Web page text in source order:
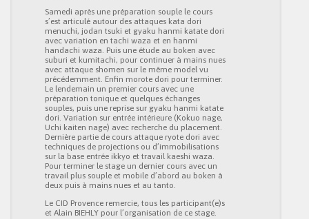
Samedi après une préparation souple le cours
s’est articulé autour des attaques kata dori
menuchi, jodan tsuki et gyaku hanmi katate dori
avec variation en tachi waza et en hanmi
handachi waza. Puis une étude au boken avec
suburi et kumitachi, pour continuer à mains nues
avec attaque shomen sur le même model vu
précédemment. Enfin morote dori pour terminer.
Le lendemain un premier cours avec une
préparation tonique et quelques échanges
souples, puis une reprise sur gyaku hanmi katate
dori. Variation sur entrée intérieure (Kokuo nage,
Uchi kaiten nage) avec recherche du placement.
Dernière partie de cours attaque ryote dori avec
techniques de projections ou d’immobilisations
sur la base entrée ikkyo et travail kaeshi waza.
Pour terminer le stage un dernier cours avec un
travail plus souple et mobile d’abord au boken à
deux puis à mains nues et au tanto.
Le CID Provence remercie, tous les participant(e)s
et Alain BIEHLY pour l’organisation de ce stage.